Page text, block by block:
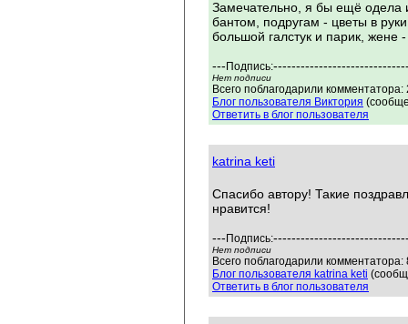
Замечательно, я бы ещё одела
бантом, подругам - цветы в
большой галстук и парик, жене -
--- Подпись:
Нет подписи
Всего поблагодарили
Блог пользователя Виктория
Ответить в блог пользователя
katrina keti
Спасибо автору! Такие
нравится!
--- Подпись:
Нет подписи
Всего поблагодарили
Блог пользователя katrina keti
Ответить в блог пользователя